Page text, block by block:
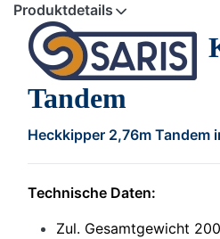
Produktdetails
Tandem
Heckkipper 2,76m Tandem
Technische Daten:
Zul. Gesamtgewicht